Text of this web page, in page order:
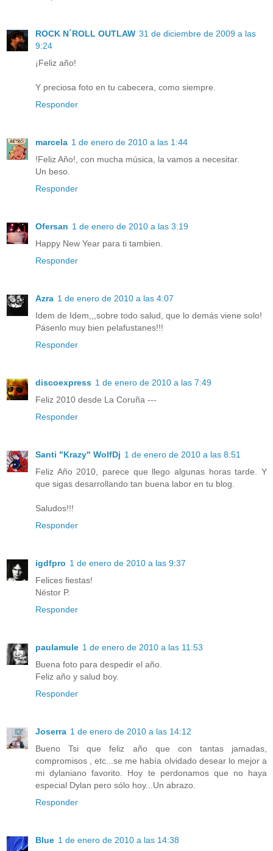
ROCK N´ROLL OUTLAW 31 de diciembre de 2009 a las
9:24
¡Feliz año!
Y preciosa foto en tu cabecera, como siempre.
Responder
marcela 1 de enero de 2010 a las 1:44
!Feliz Año!, con mucha música, la vamos a necesitar.
Un beso.
Responder
Ofersan 1 de enero de 2010 a las 3:19
Happy New Year para ti tambien.
Responder
Azra 1 de enero de 2010 a las 4:07
Idem de Idem,,,sobre todo salud, que lo demás viene solo!
Pásenlo muy bien pelafustanes!!!
Responder
discoexpress 1 de enero de 2010 a las 7:49
Feliz 2010 desde La Coruña ---
Responder
Santi "Krazy" WolfDj 1 de enero de 2010 a las 8:51
Feliz Año 2010, parece que llego algunas horas tarde. Y
que sigas desarrollando tan buena labor en tu blog.
Saludos!!!
Responder
igdfpro 1 de enero de 2010 a las 9:37
Felices fiestas!
Néstor P.
Responder
paulamule 1 de enero de 2010 a las 11:53
Buena foto para despedir el año.
Feliz año y salud boy.
Responder
Joserra 1 de enero de 2010 a las 14:12
Bueno Tsi que feliz año que con tantas jamadas,
compromisos , etc...se me había olvidado desear lo mejor a
mi dylaniano favorito. Hoy te perdonamos que no haya
especial Dylan pero sólo hoy...Un abrazo.
Responder
Blue 1 de enero de 2010 a las 14:38